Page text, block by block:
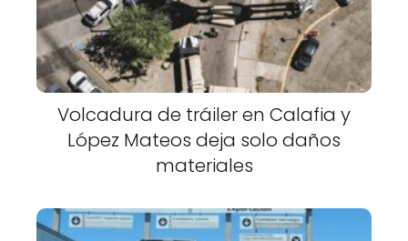
Volcadura de tráiler en Calafia y
López Mateos deja solo daños
materiales